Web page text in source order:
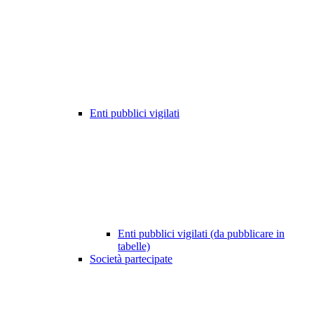
Enti pubblici vigilati
Enti pubblici vigilati (da pubblicare in
tabelle)
Società partecipate